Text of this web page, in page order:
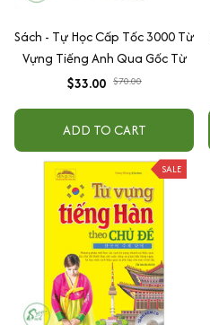
Sách - Tự Học Cấp Tốc 3000 Từ
Vựng Tiếng Anh Qua Gốc Từ
$33.00 $70.00
ADD TO CART
SALE